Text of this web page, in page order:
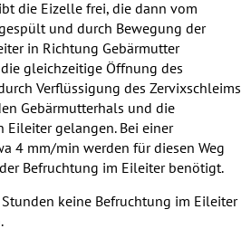
die Eizelle frei, die dann vom
und durch Bewegung der
in Richtung Gebärmutter
gleichzeitige Öffnung des
Verflüssigung des Zervixschleims
Gebärmutterhals und die
Eileiter gelangen. Bei einer
4 mm/min werden für diesen Weg
Befruchtung im Eileiter benötigt.
keine Befruchtung im Eileiter